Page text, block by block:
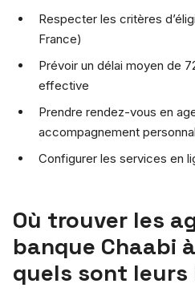
Respecter les critères
France)
Prévoir un délai moyen de
effective
Prendre rendez-vous en
accompagnement
Configurer les services en
Où trouver les
banque Chaabi
quels sont leurs